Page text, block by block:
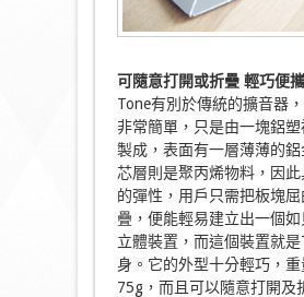
可隨意打開或折疊 輕巧便攜
Tone有別於傳統的擴音器
非常簡單，只是由一塊鋁
製成，表面有一層薄薄的
芯層則是聚丙烯物料，因
的彈性，用戶只需把板塊
疊，便能輕易建立出一個
立體裝置，而這個裝置就是
身。它的外型十分輕巧，重
75g，而且可以隨意打開及